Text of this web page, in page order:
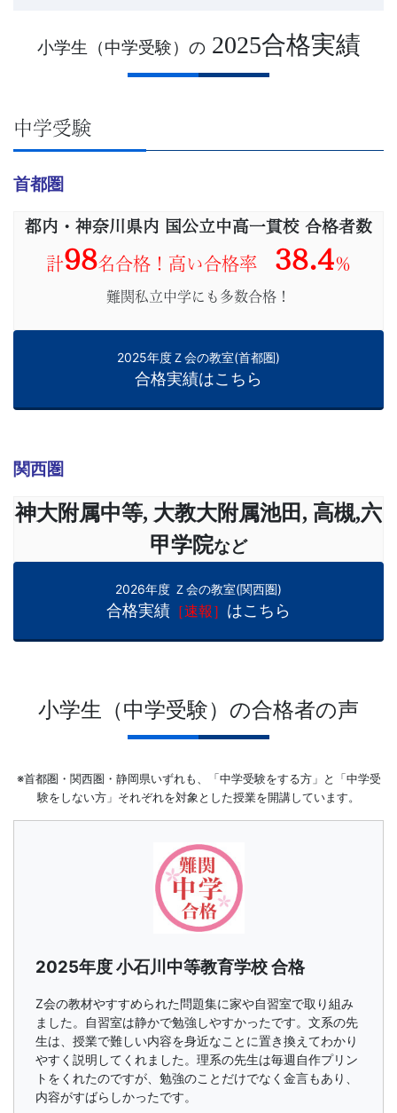
小学生（中学受験）の2025合格実績
中学受験
首都圏
都内・神奈川県内 国公立中高一貫校 合格者数
計98名合格！ 高い合格率 38.4％
難関私立中学にも多数合格！
2025年度Ｚ会の教室(首都圏)
合格実績はこちら
関西圏
神大附属中等, 大教大附属池田, 高槻,六
甲学院など
2026年度 Ｚ会の教室(関西圏)
合格実績 ［速報］ はこちら
小学生（中学受験）の合格者の声
※首都圏・関西圏・静岡県いずれも、「中学受験をする方」と「中学受
験をしない方」それぞれを対象とした授業を開講しています。
2025年度 小石川中等教育学校 合格
Z会の教材やすすめられた問題集に家や自習室で取り組み
ました。自習室は静かで勉強しやすかったです。文系の先
生は、授業で難しい内容を身近なことに置き換えてわかり
やすく説明してくれました。理系の先生は毎週自作プリン
トをくれたのですが、勉強のことだけでなく金言もあり、
内容がすばらしかったです。